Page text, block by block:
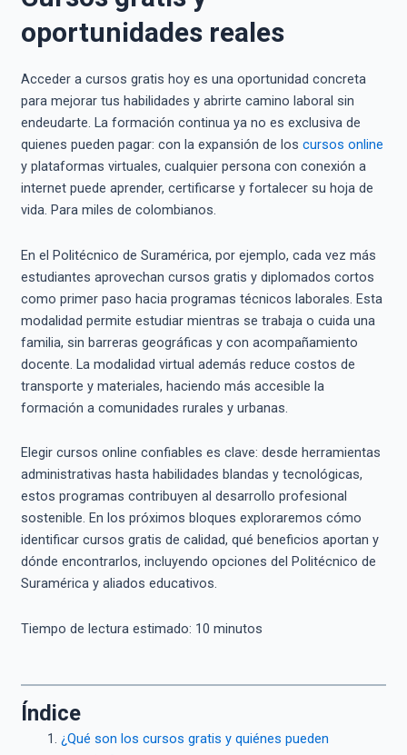
oportunidades reales
Acceder a cursos gratis hoy es una oportunidad concreta
para mejorar tus habilidades y abrirte camino laboral sin
endeudarte. La formación continua ya no es exclusiva de
quienes pueden pagar: con la expansión de los cursos online
y plataformas virtuales, cualquier persona con conexión a
internet puede aprender, certificarse y fortalecer su hoja de
vida. Para miles de colombianos.
En el Politécnico de Suramérica, por ejemplo, cada vez más
estudiantes aprovechan cursos gratis y diplomados cortos
como primer paso hacia programas técnicos laborales. Esta
modalidad permite estudiar mientras se trabaja o cuida una
familia, sin barreras geográficas y con acompañamiento
docente. La modalidad virtual además reduce costos de
transporte y materiales, haciendo más accesible la
formación a comunidades rurales y urbanas.
Elegir cursos online confiables es clave: desde herramientas
administrativas hasta habilidades blandas y tecnológicas,
estos programas contribuyen al desarrollo profesional
sostenible. En los próximos bloques exploraremos cómo
identificar cursos gratis de calidad, qué beneficios aportan y
dónde encontrarlos, incluyendo opciones del Politécnico de
Suramérica y aliados educativos.
Tiempo de lectura estimado: 10 minutos
Índice
¿Qué son los cursos gratis y quiénes pueden